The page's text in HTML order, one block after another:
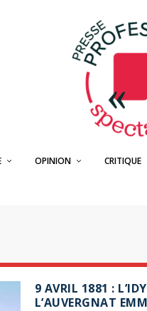
OPINION CRITIQUE
9 AVRIL 1881 :
L’AUVERGNAT